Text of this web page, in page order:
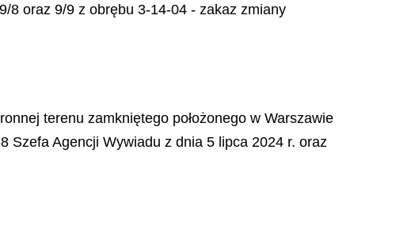
8 oraz 9/9 z obrębu 3-14-04 - zakaz zmiany
terenu zamkniętego położonego w Warszawie
Szefa Agencji Wywiadu z dnia 5 lipca 2024 r. oraz